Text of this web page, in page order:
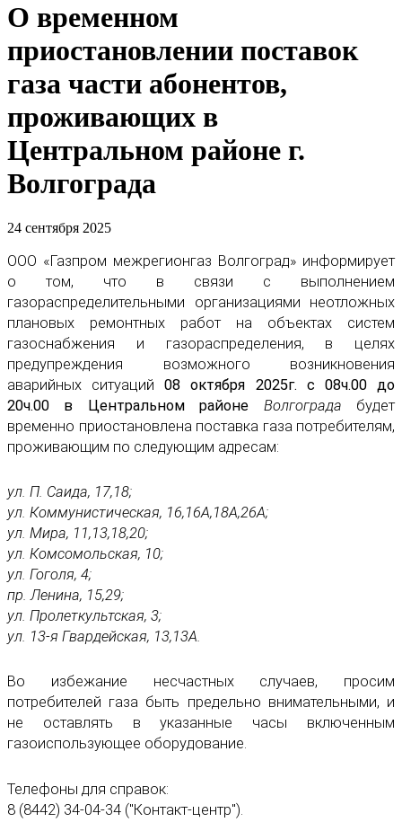
О временном
приостановлении поставок
газа части абонентов,
проживающих в
Центральном районе г.
Волгограда
24 сентября 2025
ООО «Газпром межрегионгаз Волгоград» информирует
о том, что в связи с выполнением
газораспределительными организациями неотложных
плановых ремонтных работ на объектах систем
газоснабжения и газораспределения, в целях
предупреждения возможного возникновения
аварийных ситуаций08 октября 2025г. с 08ч.00 до
20ч.00 в Центральном районе
Волгограда будет
временно приостановлена поставка газа потребителям,
проживающим по следующим адресам:
ул. П. Саида, 17,18;
ул. Коммунистическая, 16,16А,18А,26А;
ул. Мира, 11,13,18,20;
ул. Комсомольская, 10;
ул. Гоголя, 4;
пр. Ленина, 15,29;
ул. Пролеткультская, 3;
ул. 13-я Гвардейская, 13,13А.
Во избежание несчастных случаев, просим
потребителей газа быть предельно внимательными, и
не оставлять в указанные часы включенным
газоиспользующее оборудование.
Телефоны для справок:
8 (8442) 34-04-34 ("Контакт-центр").